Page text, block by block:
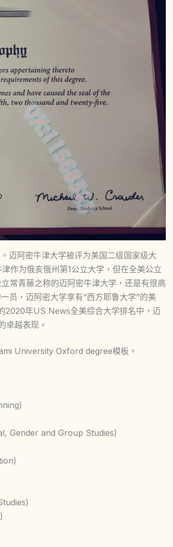
迈阿密牛津大学被评为美国二级国家级大
作为俄亥俄州第1公立大学，但在全美公立
常青藤之称的迈阿密牛津大学，还是有很高
员，迈阿密大学享有“西方耶鲁大学”的美
2020年US News全美综合大学排名中，迈
卓越表现。
University Oxford degree模板。
Gender and Group Studies)